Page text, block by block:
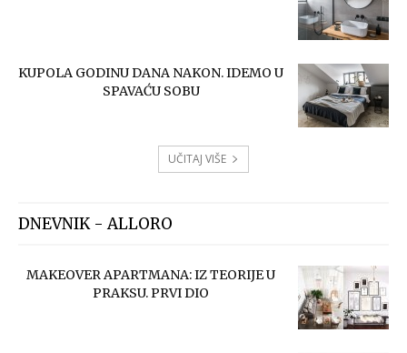
KUPOLA GODINU DANA NAKON. IDEMO U
SPAVAĆU SOBU
UČITAJ VIŠE
DNEVNIK - ALLORO
MAKEOVER APARTMANA: IZ TEORIJE U
PRAKSU. PRVI DIO